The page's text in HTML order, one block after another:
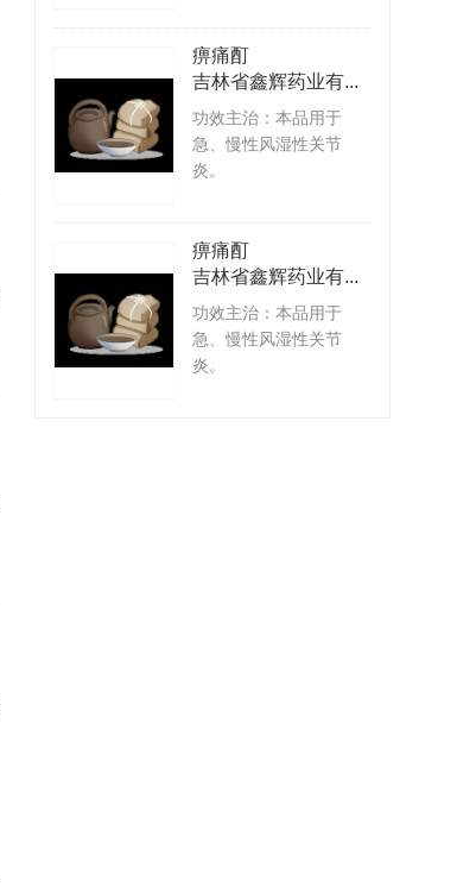
痹痛酊
吉林省鑫辉药业有...
功效主治：本品用于
急、慢性风湿性关节
炎。
痹痛酊
吉林省鑫辉药业有...
功效主治：本品用于
急、慢性风湿性关节
炎。